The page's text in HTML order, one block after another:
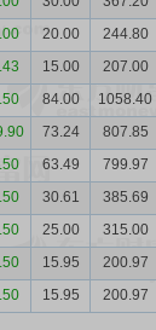
20.00 244.80
15.00 207.00
84.00 1058.40
73.24 807.85
63.49 799.97
30.61 385.69
25.00 315.00
15.95 200.97
15.95 200.97